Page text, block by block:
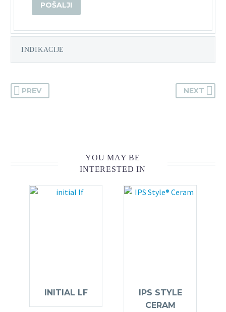
INDIKACIJE
PREV NEXT
YOU MAY BE
INTERESTED IN
INITIAL LF
IPS STYLE
CERAM